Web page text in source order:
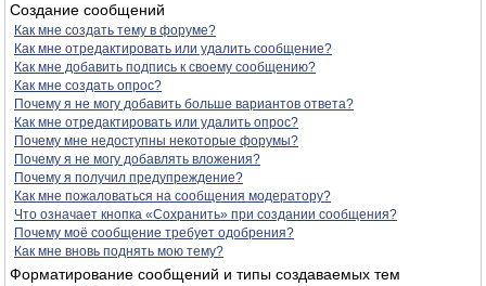
Создание сообщений
Как мне создать тему в форуме?
Как мне отредактировать или удалить сообщение?
Как мне добавить подпись к своему сообщению?
Как мне создать опрос?
Почему я не могу добавить больше вариантов ответа?
Как мне отредактировать или удалить опрос?
Почему мне недоступны некоторые форумы?
Почему я не могу добавлять вложения?
Почему я получил предупреждение?
Как мне пожаловаться на сообщения модератору?
Что означает кнопка «Сохранить» при создании сообщения?
Почему моё сообщение требует одобрения?
Как мне вновь поднять мою тему?
Форматирование сообщений и типы создаваемых тем